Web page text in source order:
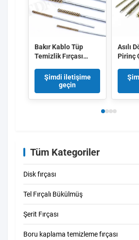
Bakır Kablo Tüp
Temizlik Fırçası
Deburr Fırçası Tüp,
Kalıp, Hidrolik Port,
Çiziksiz Anti-İskik
Şimdi iletişime
geçin
Asılı
Pirinç
Oksit
Tüm Kategoriler
Disk fırçası
Tel Fırçalı Bükülmüş
Tüp temizleme fırçası
Saman temizleme fırçası
Şerit Fırçası
Boru kaplama temizleme fırçası